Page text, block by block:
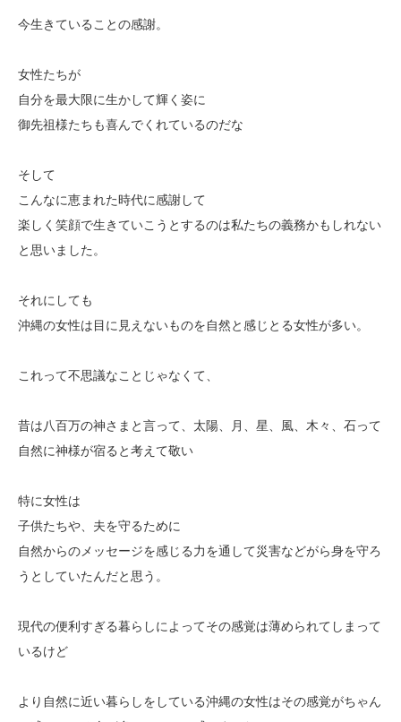
今生きていることの感謝。
女性たちが
自分を最大限に生かして輝く姿に
御先祖様たちも喜んでくれているのだな
そして
こんなに恵まれた時代に感謝して
楽しく笑顔で生きていこうとするのは私たちの義務かもしれない
と思いました。
それにしても
沖縄の女性は目に見えないものを自然と感じとる女性が多い。
これって不思議なことじゃなくて、
昔は八百万の神さまと言って、太陽、月、星、風、木々、石って
自然に神様が宿ると考えて敬い
特に女性は
子供たちや、夫を守るために
自然からのメッセージを感じる力を通して災害などがら身を守ろ
うとしていたんだと思う。
現代の便利すぎる暮らしによってその感覚は薄められてしまって
いるけど
より自然に近い暮らしをしている沖縄の女性はその感覚がちゃん